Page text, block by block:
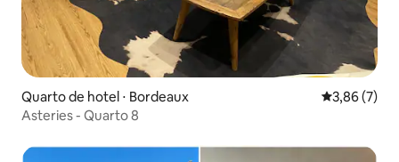
Quarto de hotel ⋅ Bordeaux 3,86 de
3,86 (7)
Asteries - Quarto 8